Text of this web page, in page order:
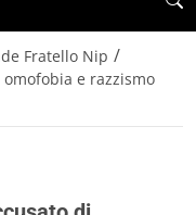
Fratello Nip /
e razzismo